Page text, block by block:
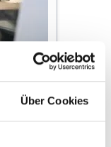
Über Cookies
G